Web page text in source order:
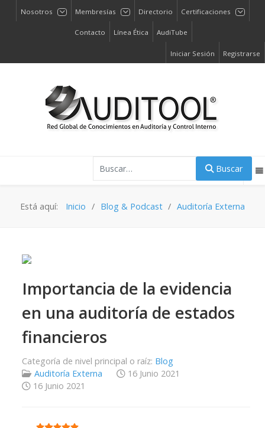
Nosotros Membresías Directorio Certificaciones
Contacto Línea Ética AudiTube
Iniciar Sesión Registrarse
Buscar
Está aquí: Inicio Blog & Podcast Auditoría Externa
Importancia de la evidencia
en una auditoría de estados
financieros
Categoría de nivel principal o raíz: Blog
Auditoría Externa
16 Junio 2021
16 Junio 2021